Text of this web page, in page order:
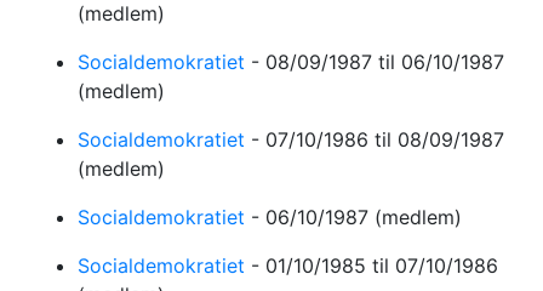
(medlem)
Socialdemokratiet - 08/09/1987 til 06/10/1987
(medlem)
Socialdemokratiet - 07/10/1986 til 08/09/1987
(medlem)
Socialdemokratiet - 06/10/1987 (medlem)
Socialdemokratiet - 01/10/1985 til 07/10/1986